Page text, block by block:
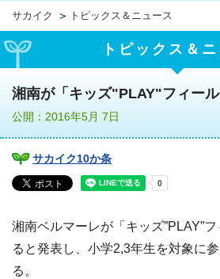
サカイク トピックス＆ニュース
トピックス＆
湘南が「キッズ"PLAY"フィー
公開：2016年5月 7日
サカイク10か条
湘南ベルマーレが「キッズ”PLAY”
ると発表し、小学2,3年生を対象に
る。